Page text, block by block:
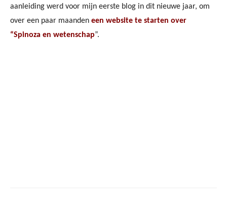
aanleiding werd voor mijn eerste blog in dit nieuwe jaar, om
over een paar maanden een website te starten over
“Spinoza en wetenschap”.